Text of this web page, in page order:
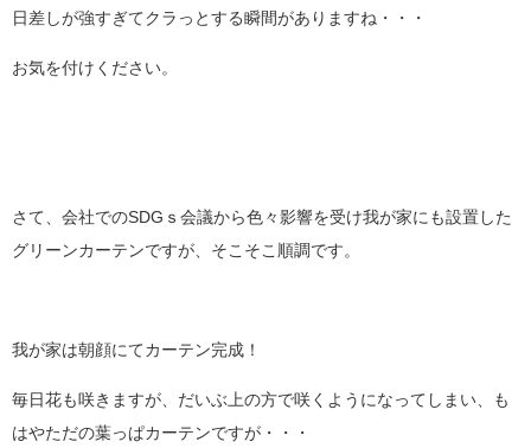
日差しが強すぎてクラっとする瞬間がありますね・・・
お気を付けください。
さて、会社でのSDGｓ会議から色々影響を受け我が家にも設置した
グリーンカーテンですが、そこそこ順調です。
我が家は朝顔にてカーテン完成！
毎日花も咲きますが、だいぶ上の方で咲くようになってしまい、も
はやただの葉っぱカーテンですが・・・